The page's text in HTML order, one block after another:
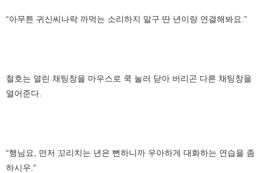
“아무튼 귀신씨나락 까먹는 소리하지 말구 딴 년이랑 연결해봐요.”
철호는 열린 채팅창을 마우스로 쿡 눌러 닫아 버리곤 다른 채팅창을
열어준다.
“행님요, 먼저 꼬리치는 년은 뻔하니까 우아하게 대화하는 연습을 좀
하시우.”